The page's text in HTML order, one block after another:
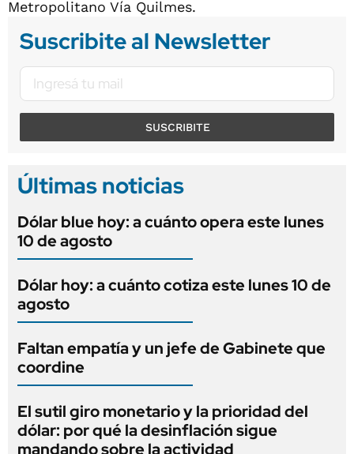
Metropolitano Vía Quilmes.
Suscribite al Newsletter
SUSCRIBITE
Últimas noticias
Dólar blue hoy: a cuánto opera este lunes
10 de agosto
Dólar hoy: a cuánto cotiza este lunes 10 de
agosto
Faltan empatía y un jefe de Gabinete que
coordine
El sutil giro monetario y la prioridad del
dólar: por qué la desinflación sigue
mandando sobre la actividad